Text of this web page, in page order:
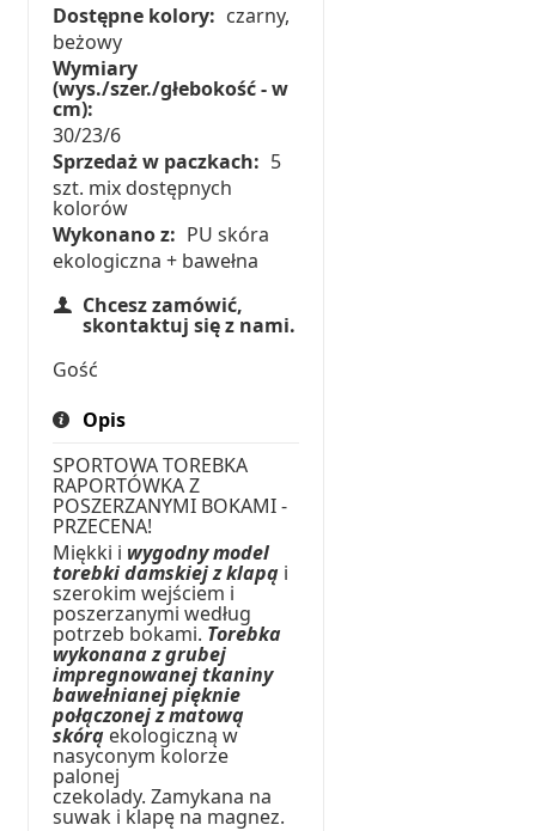
Dostępne kolory: czarny,
beżowy
Wymiary
(wys./szer./głebokość - w
cm):
30/23/6
Sprzedaż w paczkach: 5
szt. mix dostępnych
kolorów
Wykonano z: PU skóra
ekologiczna + bawełna
Chcesz zamówić,
skontaktuj się z nami.
Gość
Opis
SPORTOWA TOREBKA
RAPORTÓWKA Z
POSZERZANYMI BOKAMI -
PRZECENA!
Miękki i wygodny model
torebki damskiej z klapą i
szerokim wejściem i
poszerzanymi według
potrzeb bokami. Torebka
wykonana z grubej
impregnowanej tkaniny
bawełnianej pięknie
połączonej z matową
skórą ekologiczną w
nasyconym kolorze
palonej
czekolady. Zamykana na
suwak i klapę na magnez.